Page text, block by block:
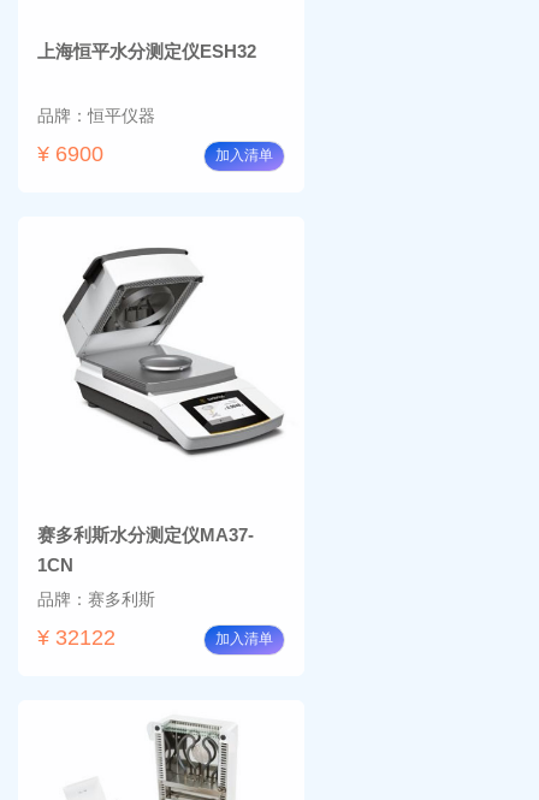
上海恒平水分测定仪ESH32
品牌：恒平仪器
¥ 6900 加入清单
赛多利斯水分测定仪MA37-
1CN
品牌：赛多利斯
¥ 32122 加入清单